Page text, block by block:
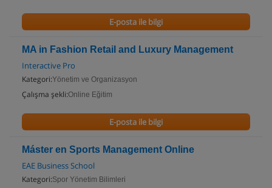
E-posta ile bilgi
MA in Fashion Retail and Luxury Management
Interactive Pro
Kategori:Yönetim ve Organizasyon
Çalışma şekli:Online Eğitim
E-posta ile bilgi
Máster en Sports Management Online
EAE Business School
Kategori:Spor Yönetim Bilimleri